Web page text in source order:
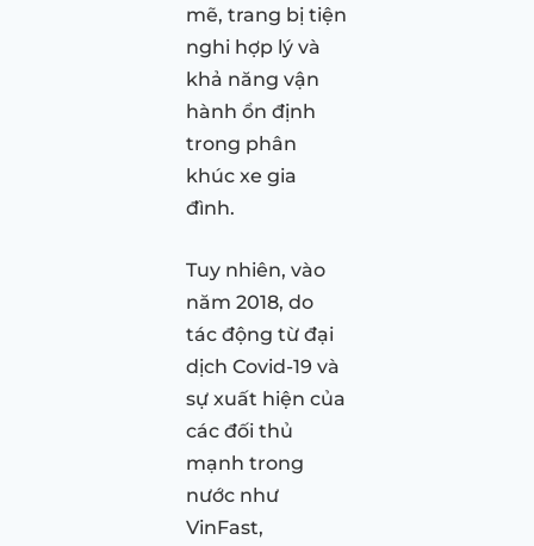
mẽ, trang bị tiện
nghi hợp lý và
khả năng vận
hành ổn định
trong phân
khúc xe gia
đình.
Tuy nhiên, vào
năm 2018, do
tác động từ đại
dịch Covid-19 và
sự xuất hiện của
các đối thủ
mạnh trong
nước như
VinFast,